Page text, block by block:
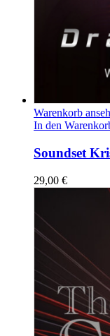
Warenkorb
In den
Soundset
29,00 €